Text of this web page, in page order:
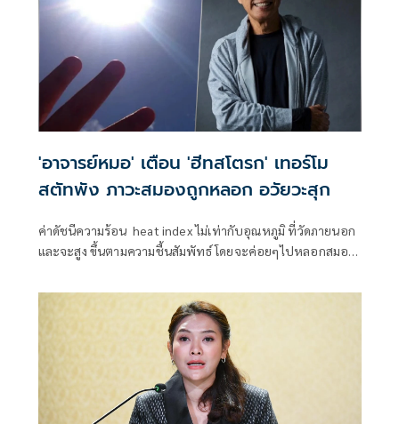
'อาจารย์หมอ' เตือน 'ฮีทสโตรก' เทอร์โม
สตัทพัง ภาวะสมองถูกหลอก อวัยวะสุก
ค่าดัชนีความร้อน heat index ไม่เท่ากับอุณหภูมิ ที่วัดภายนอก
และจะสูง ขึ้นตามความชื้นสัมพัทธ์ โดยจะค่อยๆไปหลอกสมอง